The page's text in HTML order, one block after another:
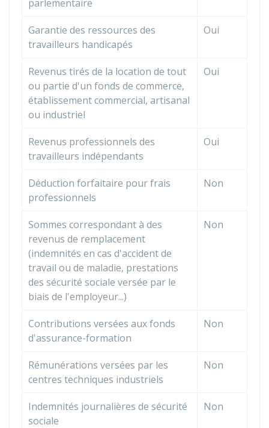
parlementaire
Garantie des ressources des
travailleurs handicapés
Oui
Revenus tirés de la location de tout
ou partie d'un fonds de commerce,
établissement commercial, artisanal
ou industriel
Oui
Revenus professionnels des
travailleurs indépendants
Oui
Déduction forfaitaire pour frais
professionnels
Non
Sommes correspondant à des
revenus de remplacement
(indemnités en cas d'accident de
travail ou de maladie, prestations
des sécurité sociale versée par le
biais de l'employeur...)
Non
Contributions versées aux fonds
d'assurance-formation
Non
Rémunérations versées par les
centres techniques industriels
Non
Indemnités journalières de sécurité
sociale
Non